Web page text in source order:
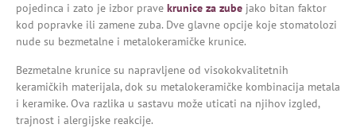
pojedinca i zato je izbor prave krunice za zube jako bitan faktor
kod popravke ili zamene zuba. Dve glavne opcije koje stomatolozi
nude su bezmetalne i metalokeramičke krunice.
Bezmetalne krunice su napravljene od visokokvalitetnih
keramičkih materijala, dok su metalokeramičke kombinacija metala
i keramike. Ova razlika u sastavu može uticati na njihov izgled,
trajnost i alergijske reakcije.